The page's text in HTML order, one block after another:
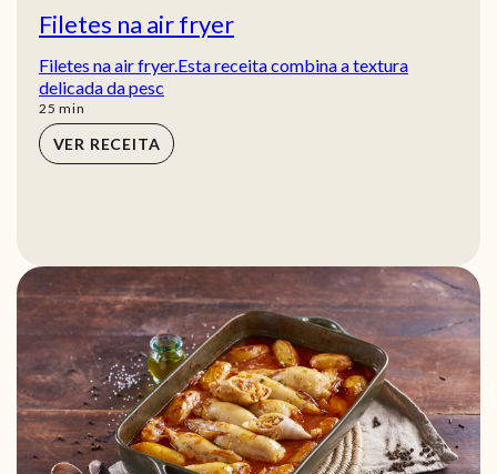
Filetes na air fryer
Filetes na air fryer.Esta receita combina a textura
delicada da pesc
25 min
min
VER RECEITA